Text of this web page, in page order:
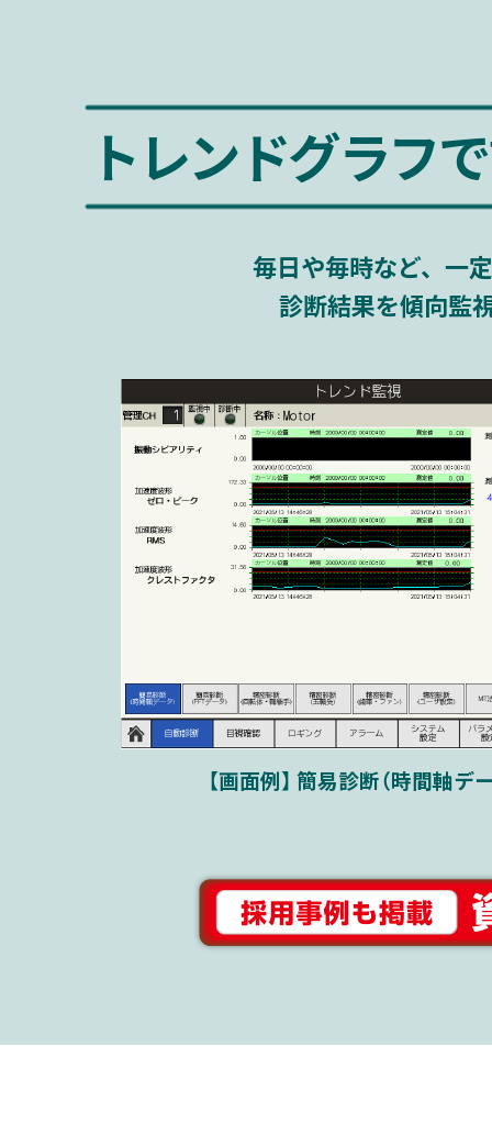
トレンドグラフ
毎日や毎時など、一
診断結果を傾向監
【画面例】 簡易診断（時間軸デ